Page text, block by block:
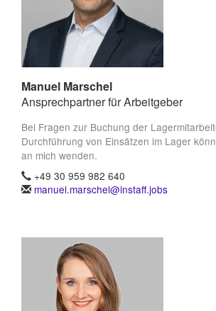
Manuel Marschel
Ansprechpartner für Arbeitgeber
Bei Fragen zur Buchung der
Durchführung von Einsätzen im Lager
an mich wenden.
+49 30 959 982 640
manuel.marschel@instaff.jobs